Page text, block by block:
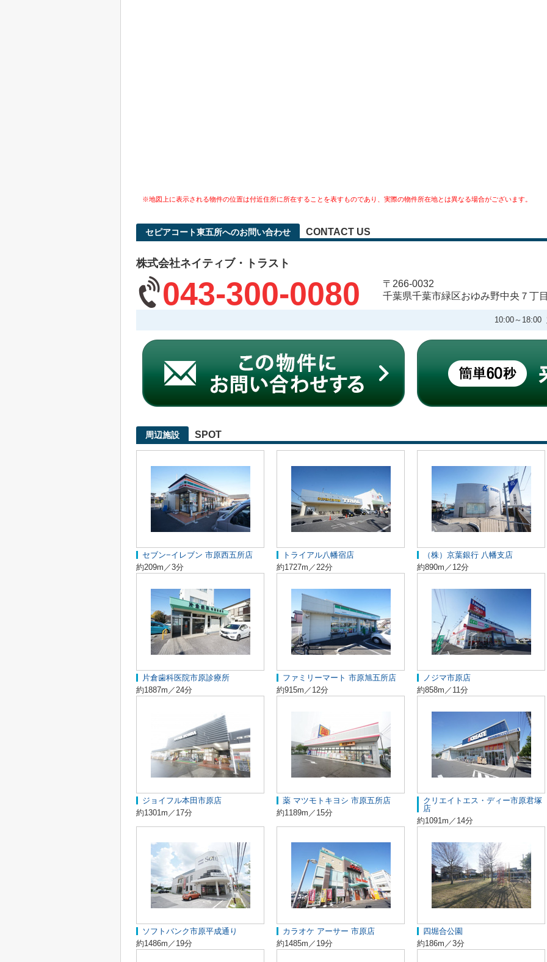
※地図上に表示される物件の位置は付近住所に所在することを表すものであり、実際の物件所在地とは異なる場合がございます。
セピアコート東五所へのお問い合わせ CONTACT US
株式会社ネイティブ・トラスト
043-300-0080
〒266-0032
千葉県千葉市緑区おゆみ野中央７丁
10:00～18:00
周辺施設 SPOT
セブン−イレブン 市原西五所店
約209m／3分
トライアル八幡宿店
約1727m／22分
（株）京葉銀行 八幡支店
約890m／12分
片倉歯科医院市原診療所
約1887m／24分
ファミリーマート 市原旭五所店
約915m／12分
ノジマ市原店
約858m／11分
ジョイフル本田市原店
約1301m／17分
薬 マツモトキヨシ 市原五所店
約1189m／15分
クリエイトエス・ディー市原君塚
店
約1091m／14分
ソフトバンク市原平成通り
約1486m／19分
カラオケ アーサー 市原店
約1485m／19分
四堀合公園
約186m／3分